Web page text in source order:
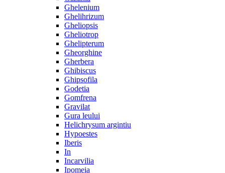
Ghelenium
Ghelihrizum
Gheliopsis
Gheliotrop
Ghelipterum
Gheorghine
Gherbera
Ghibiscus
Ghipsofila
Godetia
Gomfrena
Gravilat
Gura leului
Helichrysum argintiu
Hypoestes
Iberis
In
Incarvilia
Ipomeia